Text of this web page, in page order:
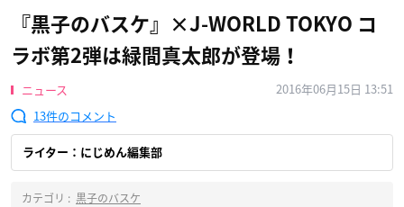
『黒子のバスケ』×J-WORLD TOKYO コ
ラボ第2弾は緑間真太郎が登場！
ニュース
2016年06月15日 13:51
13
ライター：にじめん編集部
カテゴリ : 黒子のバスケ